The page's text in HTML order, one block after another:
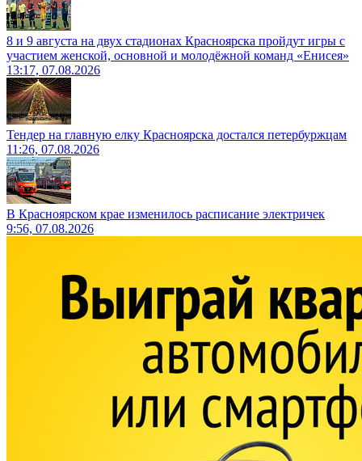
8 и 9 августа на двух стадионах Красноярска пройдут игры с
участием женской, основной и молодёжной команд «Енисея»
13:17, 07.08.2026
Тендер на главную елку Красноярска достался петербуржцам
11:26, 07.08.2026
В Красноярском крае изменилось расписание электричек
9:56, 07.08.2026